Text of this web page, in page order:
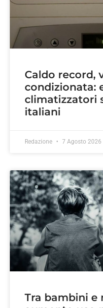
Caldo record,
condizionata:
climatizzatori
italiani
Redazione 7 Agosto 2026
Tra bambini e